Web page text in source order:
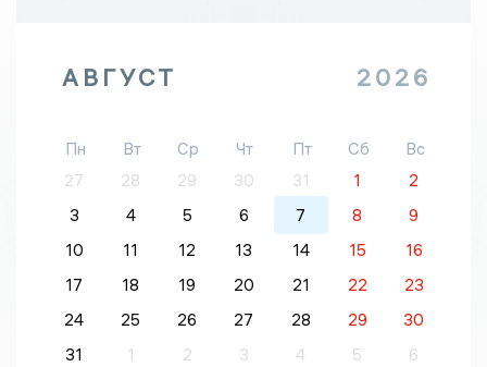
АВГУСТ 2026
Пн Вт Ср Чт Пт Сб
Вс
27
28 29 30 31 1
2
3
4 5 6 7 8
9
10
11 12 13 14 15
16
17
18 19 20 21 22
23
24
25 26 27 28 29
30
31
1 2 3 4 5 6